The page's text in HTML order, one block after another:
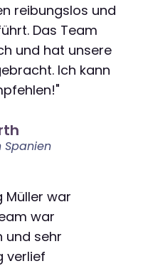
reibungslos und
Das Team
und hat unsere
Ich kann
Spanien
Müller war
war
und sehr
verlief